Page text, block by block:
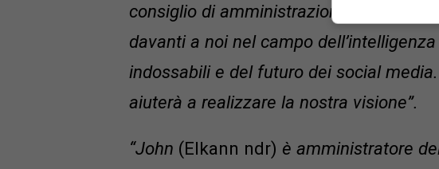
consiglio di amministrazione di Meta.
davanti a noi nel campo
indossabili e del futuro dei social
aiuterà a realizzare la nostra visione”.
“John (Elkann ndr) è amministratore